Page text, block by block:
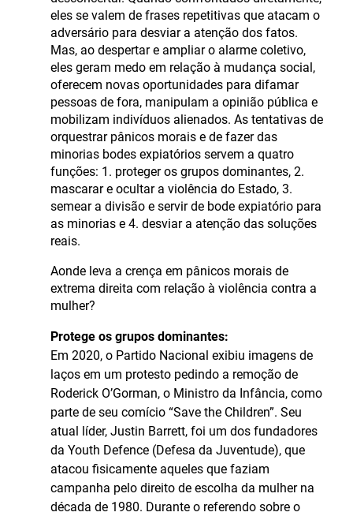
eles se valem de frases repetitivas que atacam o
adversário para desviar a atenção dos fatos.
Mas, ao despertar e ampliar o alarme coletivo,
eles geram medo em relação à mudança social,
oferecem novas oportunidades para difamar
pessoas de fora, manipulam a opinião pública e
mobilizam indivíduos alienados. As tentativas de
orquestrar pânicos morais e de fazer das
minorias bodes expiatórios servem a quatro
funções: 1. proteger os grupos dominantes, 2.
mascarar e ocultar a violência do Estado, 3.
semear a divisão e servir de bode expiatório para
as minorias e 4. desviar a atenção das soluções
reais.
Aonde leva a crença em pânicos morais de
extrema direita com relação à violência contra a
mulher?
Protege os grupos dominantes:
Em 2020, o Partido Nacional exibiu imagens de
laços em um protesto pedindo a remoção de
Roderick O’Gorman, o Ministro da Infância, como
parte de seu comício “Save the Children”. Seu
atual líder, Justin Barrett, foi um dos fundadores
da Youth Defence (Defesa da Juventude), que
atacou fisicamente aqueles que faziam
campanha pelo direito de escolha da mulher na
década de 1980. Durante o referendo sobre o